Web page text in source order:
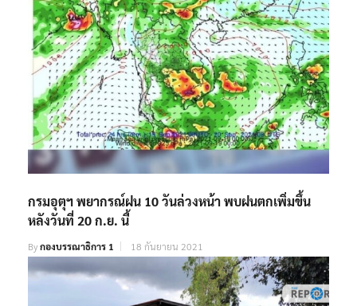
กรมอุตุฯ พยากรณ์ฝน 10 วันล่วงหน้า พบฝนตกเพิ่มขึ้น
หลังวันที่ 20 ก.ย. นี้
Byกองบรรณาธิการ 1 18 กันยายน 2021